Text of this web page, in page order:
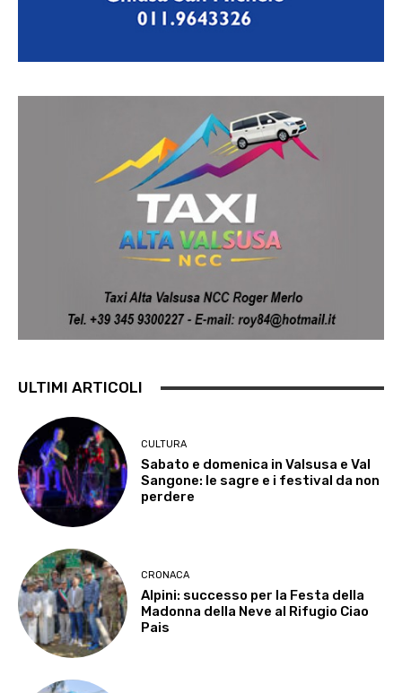
ULTIMI ARTICOLI
CULTURA
Sabato e domenica in Valsusa e Val
Sangone: le sagre e i festival da non
perdere
CRONACA
Alpini: successo per la Festa della
Madonna della Neve al Rifugio Ciao
Pais